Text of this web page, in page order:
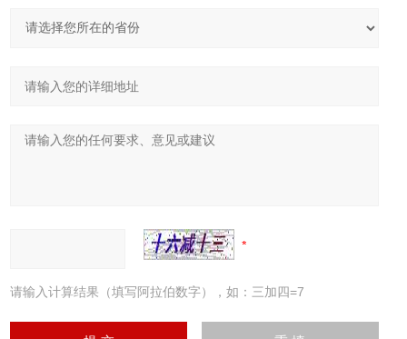
请输入计算结果（填写阿拉伯数字），如：三加四=7